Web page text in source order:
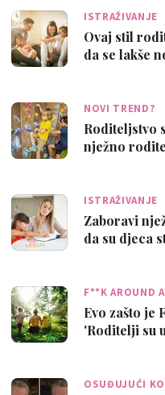
ISTRAŽIVANJE
Ovaj stil
da se lakše
NOVI TREND?
Roditeljstvo
nježno
ISTRAŽIVANJE
Zaboravi
da su djeca
F**K AROUND
Evo zašto je
'Roditelji su
OSUĐUJUĆI